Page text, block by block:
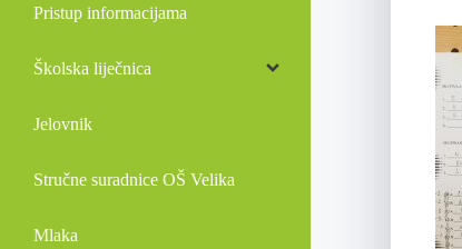
Pristup informacijama
Školska liječnica
Jelovnik
Stručne suradnice OŠ Velika
Mlaka